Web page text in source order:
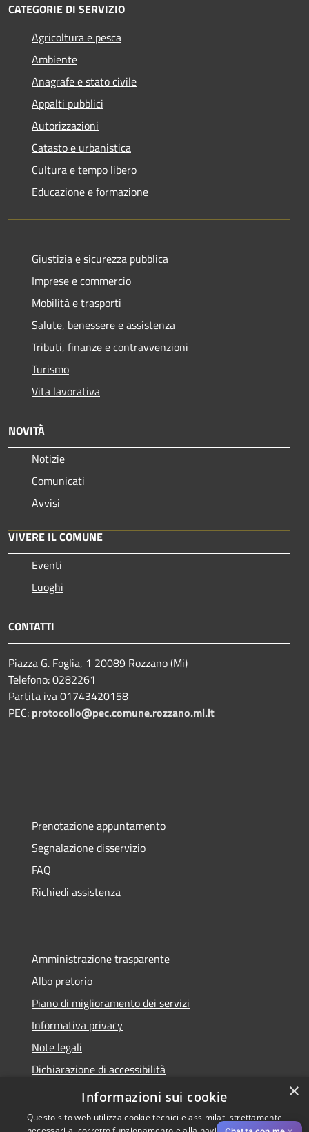
CATEGORIE DI SERVIZIO
Agricoltura e pesca
Ambiente
Anagrafe e stato civile
Appalti pubblici
Autorizzazioni
Catasto e urbanistica
Cultura e tempo libero
Educazione e formazione
Giustizia e sicurezza pubblica
Imprese e commercio
Mobilità e trasporti
Salute, benessere e assistenza
Tributi, finanze e contravvenzioni
Turismo
Vita lavorativa
NOVITÀ
Notizie
Comunicati
Avvisi
VIVERE IL COMUNE
Eventi
Luoghi
CONTATTI
Piazza G. Foglia, 1 20089 Rozzano (Mi)
Telefono: 0282261
Partita iva 01743420158
PEC: protocollo@pec.comune.rozzano.mi.it
Prenotazione appuntamento
Segnalazione disservizio
FAQ
Richiedi assistenza
Amministrazione trasparente
Albo pretorio
Piano di miglioramento dei servizi
Informativa privacy
Note legali
Dichiarazione di accessibilità
Obiettivi di accessibilità per l'anno 2025
×
Informazioni sui cookie
Questo sito web utilizza cookie tecnici e assimilati strettamente